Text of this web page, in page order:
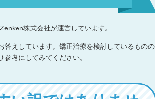
株式会社が運営しています。
答えしています。矯正治療を検討しているものの
考にしてみてください。